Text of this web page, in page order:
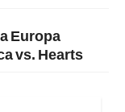
Europa
vs. Hearts